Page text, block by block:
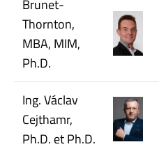
Brunet-
Thornton,
MBA, MIM,
Ph.D.
Ing. Václav
Cejthamr,
Ph.D. et Ph.D.